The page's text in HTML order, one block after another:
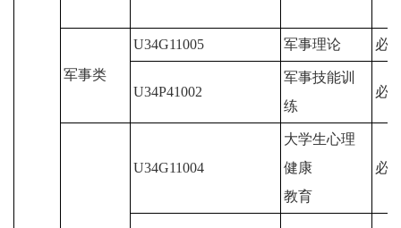
军事类
U34G11005 军事理论 必
U34P41002
军事技能训
练
必
U34G11004
大学生心理
健康
教育
必